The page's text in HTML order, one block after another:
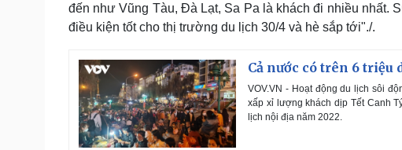
đến như Vũng Tàu, Đà Lạt, Sa Pa là khách đi nhiều nhất.
điều kiện tốt cho thị trường du lịch 30/4 và hè sắp tới"./.
Cả nước có trên 6 triệu
VOV.VN - Hoạt động du lịch sôi
xấp xỉ lượng khách dịp Tết Canh
lịch nội địa năm 2022.